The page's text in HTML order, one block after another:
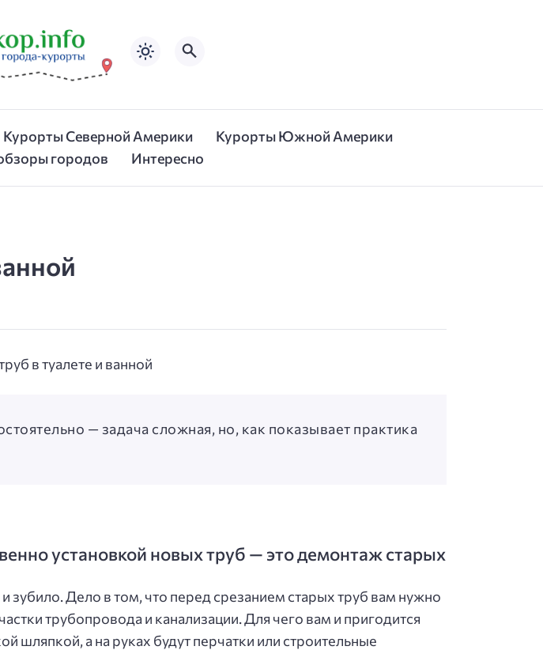
Курорты Северной Америки
Курорты Южной Америки
городов Интересно
— задача сложная, но, как показывает практика
установкой новых труб — это демонтаж старых
Дело в том, что перед срезанием старых труб вам нужно
трубопровода и канализации. Для чего вам и пригодится
шляпкой, а на руках будут перчатки или строительные